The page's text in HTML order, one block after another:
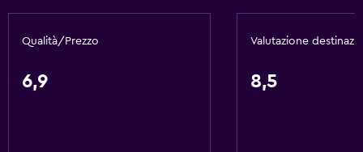
Servizi e comodità
Bancomat
Qualità/Prezzo
6,9
Valutazione
8,5